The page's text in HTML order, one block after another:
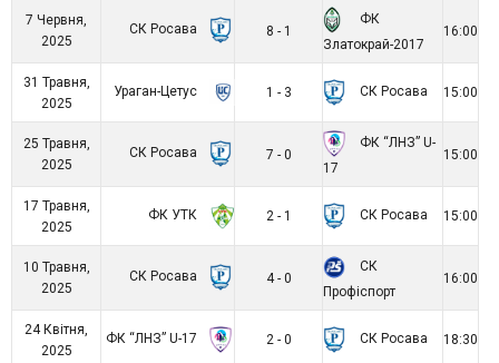
7 Червня,
2025
СК Росава 8 - 1
ФК
Златокрай-2017
16:00
31 Травня,
2025
Ураган-Цетус 1 - 3 СК Росава 15:00
25 Травня,
2025
СК Росава 7 - 0
ФК “ЛНЗ” U-
17
15:00
17 Травня,
2025
ФК УТК 2 - 1 СК Росава 15:00
10 Травня,
2025
СК Росава 4 - 0
СК
Профіспорт
16:00
24 Квітня,
2025
ФК “ЛНЗ” U-17 2 - 0 СК Росава 18:30